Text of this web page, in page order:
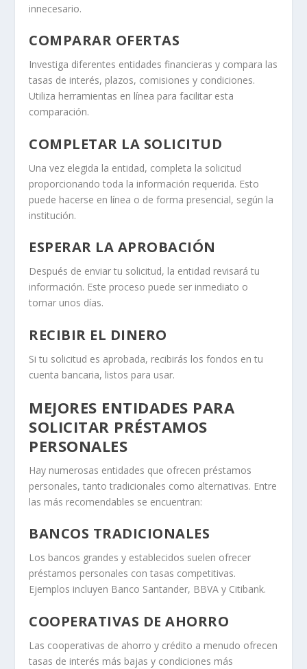
innecesario.
COMPARAR OFERTAS
Investiga diferentes entidades financieras y compara las
tasas de interés, plazos, comisiones y condiciones.
Utiliza herramientas en línea para facilitar esta
comparación.
COMPLETAR LA SOLICITUD
Una vez elegida la entidad, completa la solicitud
proporcionando toda la información requerida. Esto
puede hacerse en línea o de forma presencial, según la
institución.
ESPERAR LA APROBACIÓN
Después de enviar tu solicitud, la entidad revisará tu
información. Este proceso puede ser inmediato o
tomar unos días.
RECIBIR EL DINERO
Si tu solicitud es aprobada, recibirás los fondos en tu
cuenta bancaria, listos para usar.
MEJORES ENTIDADES PARA
SOLICITAR PRÉSTAMOS
PERSONALES
Hay numerosas entidades que ofrecen préstamos
personales, tanto tradicionales como alternativas. Entre
las más recomendables se encuentran:
BANCOS TRADICIONALES
Los bancos grandes y establecidos suelen ofrecer
préstamos personales con tasas competitivas.
Ejemplos incluyen Banco Santander, BBVA y Citibank.
COOPERATIVAS DE AHORRO
Las cooperativas de ahorro y crédito a menudo ofrecen
tasas de interés más bajas y condiciones más